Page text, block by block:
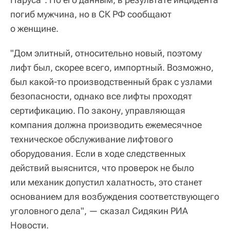
погиб мужчина, но в СК РФ сообщают
о женщине.
"Дом элитный, относительно новый, поэтому
лифт был, скорее всего, импортный. Возможно,
был какой-то производственный брак с узлами
безопасности, однако все лифты проходят
сертификацию. По закону, управляющая
компания должна производить ежемесячное
техническое обслуживание лифтового
оборудования. Если в ходе следственных
действий выяснится, что проверок не было
или механик допустил халатность, это станет
основанием для возбуждения соответствующего
уголовного дела", — сказал Сидякин РИА
Новости.